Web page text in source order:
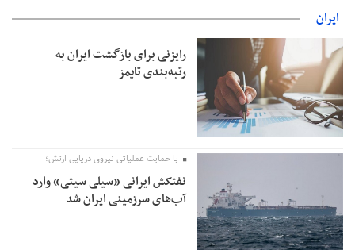
ایران
رایزنی برای بازگشت ایران به
رتبه‌بندی تایمز
با حمایت عملیاتی نیروی دریایی ارتش؛
نفتکش ایرانی «سیلی سیتی» وارد
آب‌های سرزمینی ایران شد